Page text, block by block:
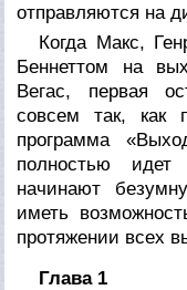
отправляются на
Когда Макс,
Беннеттом на
Вегас, первая
совсем так, как
программа
полностью
начинают
иметь
протяжении всех
Глава 1